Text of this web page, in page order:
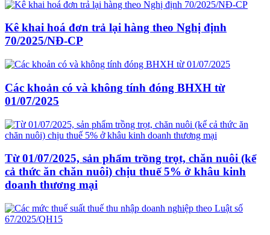
Kê khai hoá đơn trả lại hàng theo Nghị định
70/2025/NĐ-CP
Các khoản có và không tính đóng BHXH từ
01/07/2025
Từ 01/07/2025, sản phẩm trồng trọt, chăn nuôi (kể
cả thức ăn chăn nuôi) chịu thuế 5% ở khâu kinh
doanh thương mại